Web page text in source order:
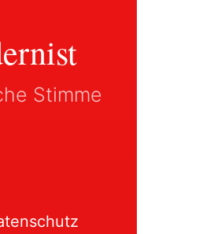
Stimme